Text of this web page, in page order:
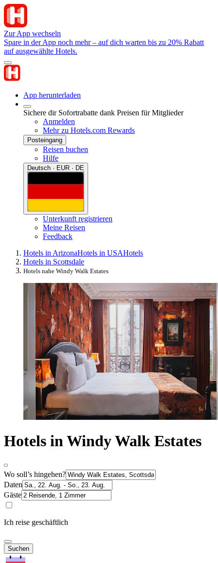
Zur App wechseln
Spare in der App noch mehr – auf dich warten bis zu 20% Rabatt
auf ausgewählte Hotels.
App herunterladen
Sichere dir Sofortrabatte dank Preisen für Mitglieder
Anmelden
Mehr zu Hotels.com Rewards
Posteingang
Reisen buchen
Hilfe
Deutsch · EUR · DE
Unterkunft registrieren
Meine Reisen
Feedback
Hotels in ArizonaHotels in USAHotels
Hotels in Scottsdale
Hotels nahe Windy Walk Estates
Hotels in Windy Walk Estates
Wo soll’s hingehen?
Daten
Gäste
Ich reise geschäftlich
Suchen